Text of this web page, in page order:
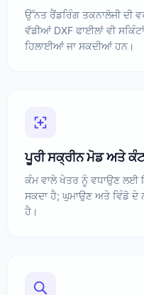
ਉੱਨਤ ਰੈਂਡਰਿੰਗ ਤਕਨਾਲੋਜੀ ਦੀ
ਵੱਡੀਆਂ DXF ਫਾਈਲਾਂ ਵੀ
ਹਿਲਾਈਆਂ ਜਾ ਸਕਦੀਆਂ ਹਨ।
ਪੂਰੀ ਸਕ੍ਰੀਨ ਮੋਡ ਅਤੇ
ਕੰਮ ਵਾਲੇ ਖੇਤਰ ਨੂੰ ਵਧਾਉਣ ਲਈ
ਸਕਦਾ ਹੈ; ਘੁਮਾਉਣ ਅਤੇ ਵਿੰਡੋ ਦੇ
ਹੈ।